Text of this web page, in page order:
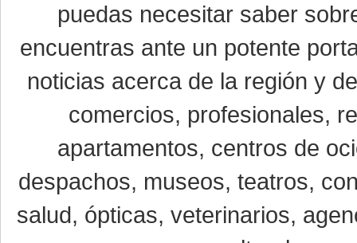
puedas necesitar saber
encuentras ante un potente
noticias acerca de la región y
comercios, profesionales,
apartamentos, centros de
despachos, museos, teatros,
salud, ópticas, veterinarios,